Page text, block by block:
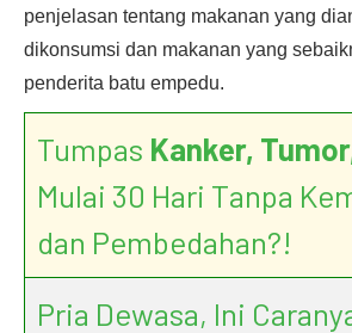
penjelasan tentang makanan yang
dikonsumsi dan makanan yang
penderita batu empedu.
Tumpas Kanker,
Mulai 30 Hari Tanpa
dan Pembedahan?!
Pria Dewasa, Ini